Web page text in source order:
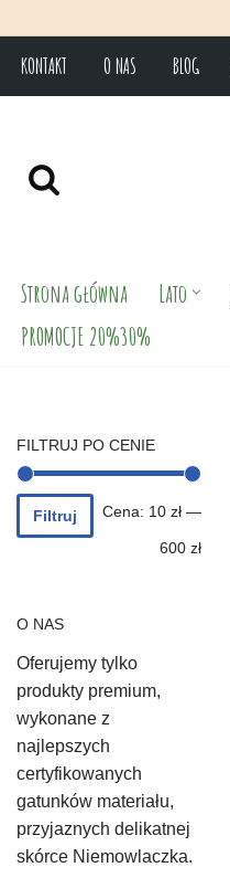
Przejdź
KONTAKT O NAS BLOG
Strona główna Lato
PROMOCJE 20%30%
FILTRUJ PO CENIE
Filtruj Cena: 10 zł —
600 zł
O NAS
Oferujemy tylko
produkty premium,
wykonane z
najlepszych
certyfikowanych
gatunków materiału,
przyjaznych delikatnej
skórce Niemowlaczka.